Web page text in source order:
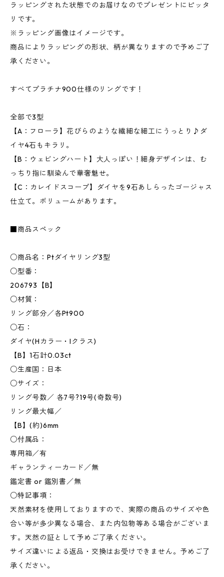
ラッピングされた状態でのお届けなのでプレゼントにピッタ
リです。
※ラッピング画像はイメージです。
商品によりラッピングの形状、柄が異なりますので予めご了
承ください。
すべてプラチナ900仕様のリングです！
全部で3型
【A：フローラ】花びらのような繊細な細工にうっとり♪ダ
イヤ4石もキラリ。
【B：ウェビングハート】大人っぽい！細身デザインは、む
っちり指に馴染んで華奢魅せ。
【C：カレイドスコープ】ダイヤを9石あしらったゴージャス
仕立て。ボリュームがあります。
■商品スペック
○商品名：Ptダイヤリング3型
○型番：
206793【B】
○材質：
リング部分／各Pt900
○石：
ダイヤ(Hカラー・Iクラス)
【B】1石計0.03ct
○生産国：日本
○サイズ：
リング号数／ 各7号?19号(奇数号)
リング最大幅／
【B】(約)6mm
○付属品：
専用箱／有
ギャランティーカード／無
鑑定書 or 鑑別書／無
○特記事項：
天然素材を使用しておりますので、実際の商品のサイズや色
合い等が多少異なる場合、また内包物等ある場合がございま
す。天然の証として予めご了承ください。
サイズ違いによる返品・交換はお受けできません。予めご了
承ください。